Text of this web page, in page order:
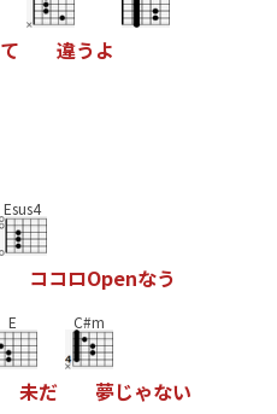
て 違う よ
Esus4
ココロOpenなう
E
未だ
C#m
夢じゃない